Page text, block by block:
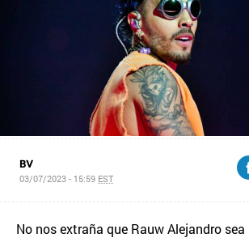
BV
03/07/2023 - 15:59 EST
No nos extraña que Rauw Alejandro